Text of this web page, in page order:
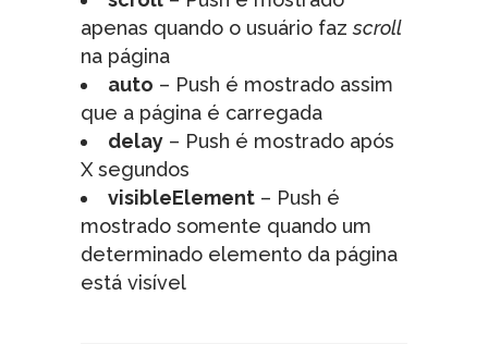
apenas quando o usuário fazscroll
na página
auto – Push é mostrado assim
que a página é carregada
delay – Push é mostrado após
X segundos
visibleElement – Push é
mostrado somente quando um
determinado elemento da página
está visível